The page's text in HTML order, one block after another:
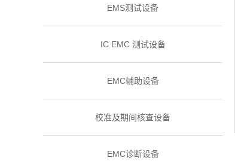
EMS测试设备
IC EMC 测试设备
EMC辅助设备
校准及期间核查设备
EMC诊断设备